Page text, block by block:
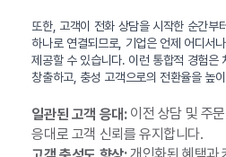
또한, 고객이 전화 상담을 시작한 순간부
하나로 연결되므로, 기업은 언제 어디서
제공할 수 있습니다. 이런 통합적 경험은
창출하고, 충성 고객으로의 전환율을 높
일관된 고객 응대:이전 상담 및 주
응대로 고객 신뢰를 유지합니다.